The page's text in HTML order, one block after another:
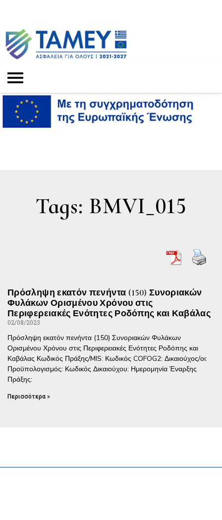
Tags: BMVI_015
Πρόσληψη εκατόν πενήντα (150) Συνοριακών
Φυλάκων Ορισμένου Χρόνου στις
Περιφερειακές Ενότητες Ροδόπης και Καβάλας
02/08/2023
Πρόσληψη εκατόν πενήντα (150) Συνοριακών Φυλάκων
Ορισμένου Χρόνου στις Περιφερειακές Ενότητες Ροδόπης και
Καβάλας Κωδικός Πράξης/MIS: Κωδικός COFOG2: Δικαιούχος/οι:
Προϋπολογισμός: Κωδικός Δικαιούχου: Ημερομηνία Έναρξης
Πράξης:
Περισσότερα »